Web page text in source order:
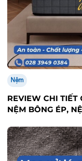
Nệm
REVIEW CHI TIẾT
NỆM BÔNG ÉP,